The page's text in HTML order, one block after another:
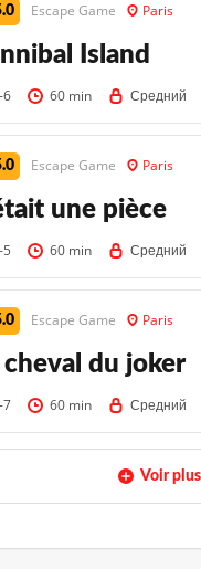
Escape Game Paris
Island
6 60 min Средний
Escape Game Paris
une pièce
60 min Средний
Escape Game Paris
cheval du joker
7 60 min Средний
Voir plus